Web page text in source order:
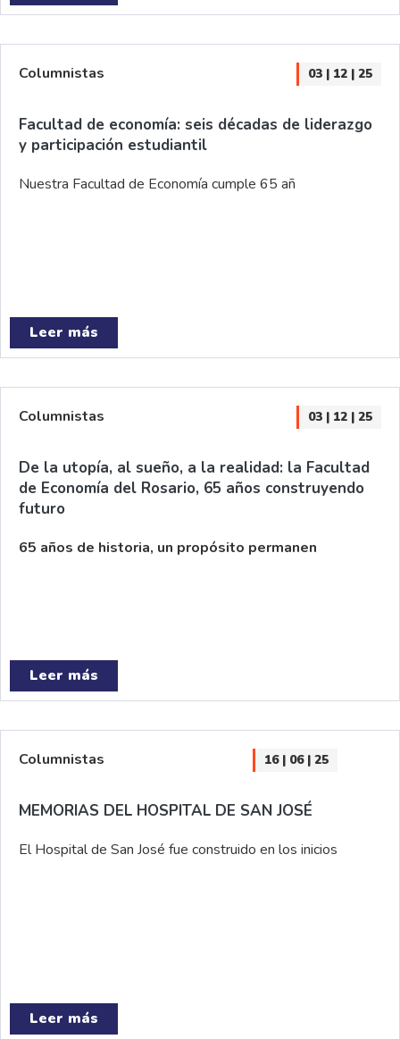
Columnistas 03 | 12 | 25
Facultad de economía: seis décadas de liderazgo
y participación estudiantil
Nuestra Facultad de Economía cumple 65 añ
Leer más
Columnistas 03 | 12 | 25
De la utopía, al sueño, a la realidad: la Facultad
de Economía del Rosario, 65 años construyendo
futuro
65 años de historia, un propósito permanen
Leer más
Columnistas 16 | 06 | 25
MEMORIAS DEL HOSPITAL DE SAN JOSÉ
El Hospital de San José fue construido en los inicios
Leer más